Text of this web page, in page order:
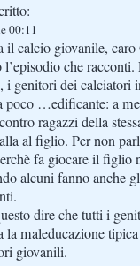
00:11
il calcio giovanile,
che
i genitori dei calciatori
poco …edificante: a
ragazzi della
al figlio. Per non
fa giocare il
alcuni fanno anche
dire che tutti i
la maleducazione
giovanili.